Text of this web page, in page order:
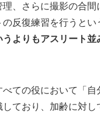
理、さらに撮影の合
の反復練習を行うとい
うよりもアスリート並
べての役において「自
しており、加齢に対し